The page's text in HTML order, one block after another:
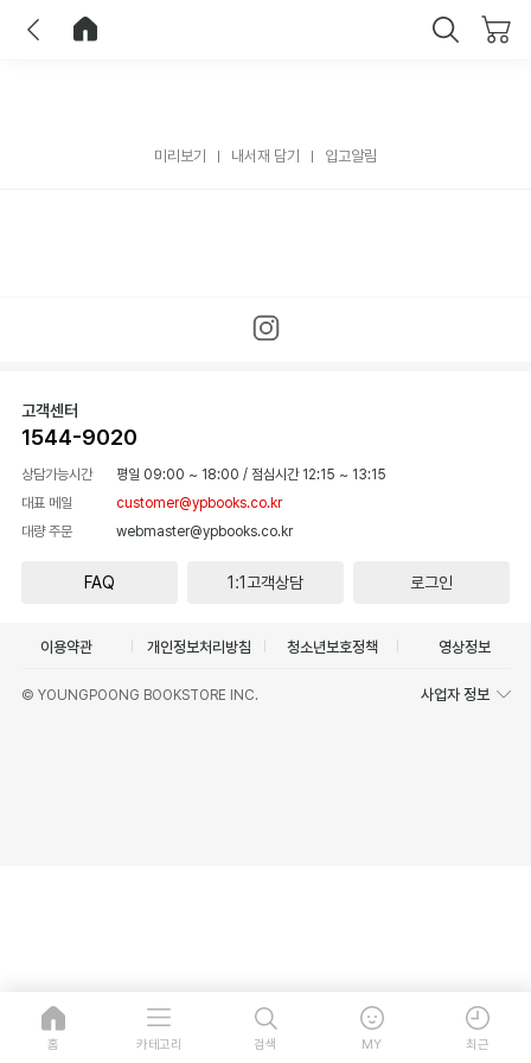
미리보기 내서재 담기 입고알림
고객센터
1544-9020
상담가능시간 평일 09:00 ~ 18:00 / 점심시간 12:15 ~ 13:15
대표 메일
customer@ypbooks.co.kr
대량 주문
webmaster@ypbooks.co.kr
FAQ 1:1고객상담 로그인
이용약관 개인정보처리방침 청소년보호정책 영상정보
© YOUNGPOONG BOOKSTORE INC. 사업자 정보
홈 카테고리 검색 MY 최근